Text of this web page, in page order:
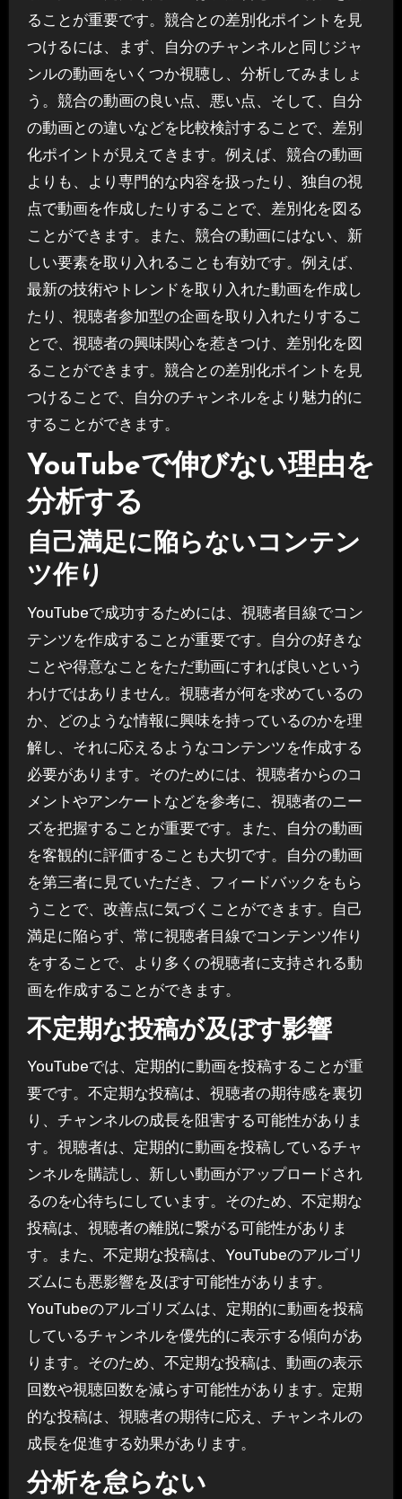
ることが重要です。競合との差別化ポイントを見
つけるには、まず、自分のチャンネルと同じジャ
ンルの動画をいくつか視聴し、分析してみましょ
う。競合の動画の良い点、悪い点、そして、自分
の動画との違いなどを比較検討することで、差別
化ポイントが見えてきます。例えば、競合の動画
よりも、より専門的な内容を扱ったり、独自の視
点で動画を作成したりすることで、差別化を図る
ことができます。また、競合の動画にはない、新
しい要素を取り入れることも有効です。例えば、
最新の技術やトレンドを取り入れた動画を作成し
たり、視聴者参加型の企画を取り入れたりするこ
とで、視聴者の興味関心を惹きつけ、差別化を図
ることができます。競合との差別化ポイントを見
つけることで、自分のチャンネルをより魅力的に
することができます。
YouTubeで伸びない理由を
分析する
自己満足に陥らないコンテン
ツ作り
YouTubeで成功するためには、視聴者目線でコン
テンツを作成することが重要です。自分の好きな
ことや得意なことをただ動画にすれば良いという
わけではありません。視聴者が何を求めているの
か、どのような情報に興味を持っているのかを理
解し、それに応えるようなコンテンツを作成する
必要があります。そのためには、視聴者からのコ
メントやアンケートなどを参考に、視聴者のニー
ズを把握することが重要です。また、自分の動画
を客観的に評価することも大切です。自分の動画
を第三者に見ていただき、フィードバックをもら
うことで、改善点に気づくことができます。自己
満足に陥らず、常に視聴者目線でコンテンツ作り
をすることで、より多くの視聴者に支持される動
画を作成することができます。
不定期な投稿が及ぼす影響
YouTubeでは、定期的に動画を投稿することが重
要です。不定期な投稿は、視聴者の期待感を裏切
り、チャンネルの成長を阻害する可能性がありま
す。視聴者は、定期的に動画を投稿しているチャ
ンネルを購読し、新しい動画がアップロードされ
るのを心待ちにしています。そのため、不定期な
投稿は、視聴者の離脱に繋がる可能性がありま
す。また、不定期な投稿は、YouTubeのアルゴリ
ズムにも悪影響を及ぼす可能性があります。
YouTubeのアルゴリズムは、定期的に動画を投稿
しているチャンネルを優先的に表示する傾向があ
ります。そのため、不定期な投稿は、動画の表示
回数や視聴回数を減らす可能性があります。定期
的な投稿は、視聴者の期待に応え、チャンネルの
成長を促進する効果があります。
分析を怠らない